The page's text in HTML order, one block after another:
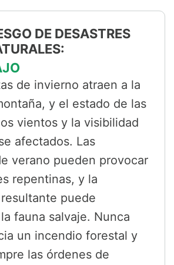
DE DESASTRES
de invierno atraen a la
y el estado de las
vientos y la visibilidad
afectados. Las
verano pueden provocar
repentinas, y la
puede
fauna salvaje. Nunca
un incendio forestal y
las órdenes de